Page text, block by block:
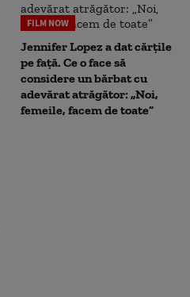
FILM NOW
Jennifer Lopez a dat cărțile
pe față. Ce o face să
considere un bărbat cu
adevărat atrăgător: „Noi,
femeile, facem de toate”